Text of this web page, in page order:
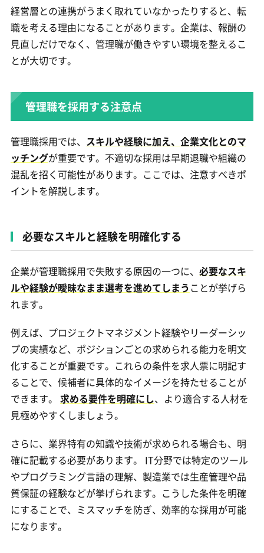
経営層との連携がうまく取れていなかったりすると、転
職を考える理由になることがあります。企業は、報酬の
見直しだけでなく、管理職が働きやすい環境を整えるこ
とが大切です。
管理職を採用する注意点
管理職採用では、 スキルや経験に加え、企業文化とのマ
ッチングが重要です。不適切な採用は早期退職や組織の
混乱を招く可能性があります。ここでは、注意すべきポ
イントを解説します。
必要なスキルと経験を明確化する
企業が管理職採用で失敗する原因の一つに、 必要なスキ
ルや経験が曖昧なまま選考を進めてしまうことが挙げら
れます。
例えば、プロジェクトマネジメント経験やリーダーシッ
プの実績など、ポジションごとの求められる能力を明文
化することが重要です。これらの条件を求人票に明記す
ることで、候補者に具体的なイメージを持たせることが
できます。 求める要件を明確にし、より適合する人材を
見極めやすくしましょう。
さらに、業界特有の知識や技術が求められる場合も、明
確に記載する必要があります。 IT分野では特定のツール
やプログラミング言語の理解、製造業では生産管理や品
質保証の経験などが挙げられます。こうした条件を明確
にすることで、ミスマッチを防ぎ、効率的な採用が可能
になります。